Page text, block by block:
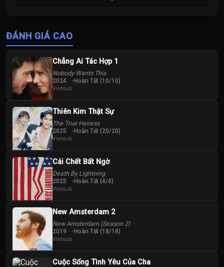
ĐÁNH GIÁ CAO
Chẳng Ai Tác Hợp 1
Nobody Wants This
2024 Hoàn Tất (10/10)
Vietsub
Thiên Kim Thật Sự
The True Heiress
2025 Hoàn Tất (20/20)
Vietsub
Cái Chết Bất Ngờ
Death By Lightning
2025 Hoàn Tất (4/4)
Vietsub
New Amsterdam 2
New Amsterdam (Season 2)
2019 Hoàn Tất (18/18)
Vietsub
Cuộc Sống Tình Yêu Của Cha